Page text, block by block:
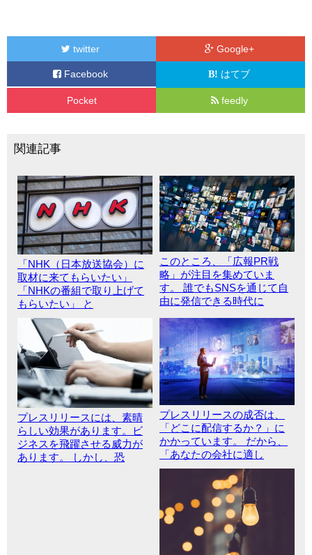
twitter Google+
Facebook はてブ
Pocket feedly
関連記事
「NHK（日本放送協会）に
取材に来てもらいたい」
「NHKの番組で取り上げて
もらいたい」 と
このところ、「広報PR戦
略」が注目を集めていま
す。 誰でもSNSを通じて自
由に発信できる時代に
プレスリリースには、素晴
らしい効果があります。ビ
ジネスを飛躍させる威力が
あります。 しかし、恐
プレスリリースの成否は、
「どこに配信するか？」に
かかっています。 だから、
「あなたの会社に適し